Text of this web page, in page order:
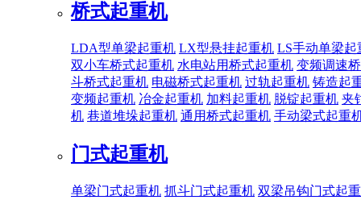
桥式起重机
LDA型单梁起重机 LX型悬挂起重机 LS手动单梁起
双小车桥式起重机 水电站用桥式起重机 变频调速
斗桥式起重机 电磁桥式起重机 过轨起重机 铸造起
变频起重机 冶金起重机 加料起重机 脱锭起重机 夹
机 巷道堆垛起重机 通用桥式起重机 手动梁式起重
门式起重机
单梁门式起重机 抓斗门式起重机 双梁吊钩门式起